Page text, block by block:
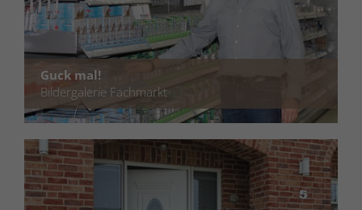
Guck mal!
Bildergalerie Fachmarkt